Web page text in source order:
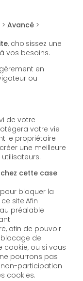
>Avancé >
, choisissez une
vos besoins.
en
ou
de votre
votre vie
le propriétaire
une meilleure
cette case
bloquer la
site.Afin
préalable
de
cookie, ou si vous
pourrons pas
participation
des cookies.